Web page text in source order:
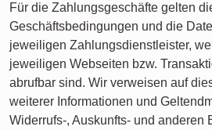
Für die Zahlungsgeschäfte gelten
Geschäftsbedingungen und die
jeweiligen Zahlungsdienstleister,
jeweiligen Webseiten bzw.
abrufbar sind. Wir verweisen auf
weiterer Informationen und
Widerrufs-, Auskunfts- und anderen